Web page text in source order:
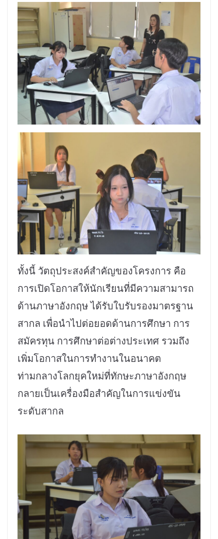
ทั้งนี้ วัตถุประสงค์สำคัญของโครงการ คือ
การเปิดโอกาสให้นักเรียนที่มีความสามารถ
ด้านภาษาอังกฤษ ได้รับใบรับรองมาตรฐาน
สากล เพื่อนำไปต่อยอดด้านการศึกษา การ
สมัครทุน การศึกษาต่อต่างประเทศ รวมถึง
เพิ่มโอกาสในการทำงานในอนาคต
ท่ามกลางโลกยุคใหม่ที่ทักษะภาษาอังกฤษ
กลายเป็นเครื่องมือสำคัญในการแข่งขัน
ระดับสากล